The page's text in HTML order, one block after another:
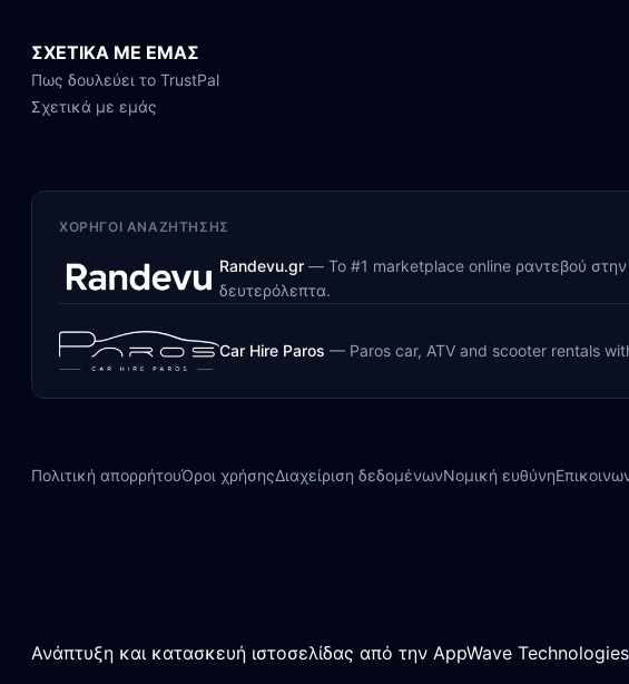
ΣΧΕΤΙΚΑ ΜΕ ΕΜΑΣ
Πως δουλεύει το TrustPal
Σχετικά με εμάς
ΧΟΡΗΓΟΊ ΑΝΑΖΉΤΗΣΗΣ
Randevu.gr — Το #1 marketplace online ραντεβού
δευτερόλεπτα.
Car Hire Paros — Paros car, ATV and scooter rentals
Πολιτική απορρήτουΌροι χρήσηςΔιαχείριση δεδομένωνΝομική ευθύνη
Ανάπτυξη και κατασκευή ιστοσελίδας από την AppWave Technologies